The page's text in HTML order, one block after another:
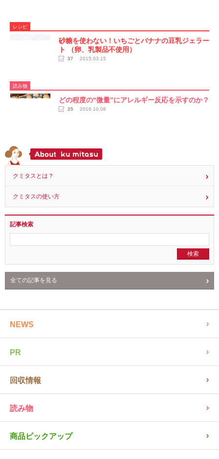
レシピ
砂糖を使わない！いちごとバナナの豆乳ジェラー
ト （卵、乳製品不使用）
37 2015.03.15
読み物
どの程度の“微量”にアレルギー反応を示すのか？
25 2016.10.08
クミタスとは？
クミタスの使い方
記事検索
全ての記事を見る
NEWS
PR
回収情報
読み物
商品ピックアップ